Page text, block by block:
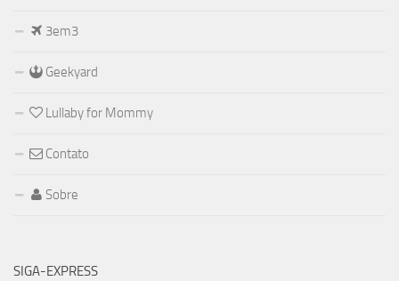
3em3
Geekyard
Lullaby for Mommy
Contato
Sobre
SIGA-EXPRESS